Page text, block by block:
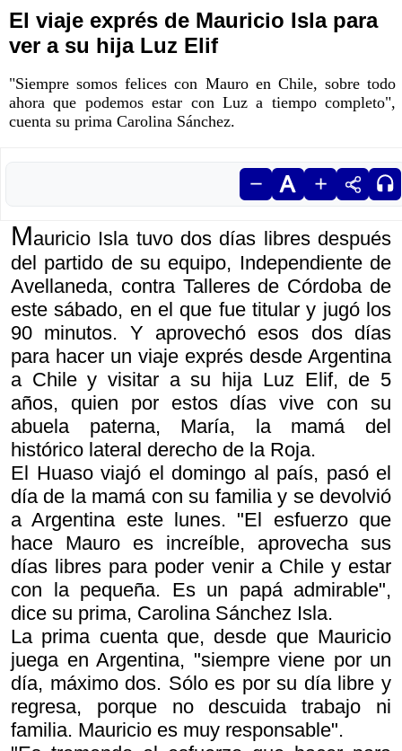
El viaje exprés de Mauricio Isla para
ver a su hija Luz Elif
"Siempre somos felices con Mauro en Chile, sobre todo
ahora que podemos estar con Luz a tiempo completo",
cuenta su prima Carolina Sánchez.
Mauricio Isla tuvo dos días libres después
del partido de su equipo, Independiente de
Avellaneda, contra Talleres de Córdoba de
este sábado, en el que fue titular y jugó los
90 minutos. Y aprovechó esos dos días
para hacer un viaje exprés desde Argentina
a Chile y visitar a su hija Luz Elif, de 5
años, quien por estos días vive con su
abuela paterna, María, la mamá del
histórico lateral derecho de la Roja.
El Huaso viajó el domingo al país, pasó el
día de la mamá con su familia y se devolvió
a Argentina este lunes. "El esfuerzo que
hace Mauro es increíble, aprovecha sus
días libres para poder venir a Chile y estar
con la pequeña. Es un papá admirable",
dice su prima, Carolina Sánchez Isla.
La prima cuenta que, desde que Mauricio
juega en Argentina, "siempre viene por un
día, máximo dos. Sólo es por su día libre y
regresa, porque no descuida trabajo ni
familia. Mauricio es muy responsable".